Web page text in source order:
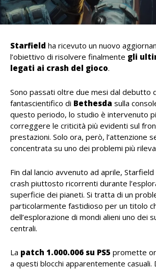
Starfield ha ricevuto un nuovo
l’obiettivo di risolvere finalmente gli
legati ai crash del gioco.
Sono passati oltre due mesi dal debutto
fantascientifico di Bethesda sulla
questo periodo, lo studio è intervenuto
correggere le criticità più evidenti sul
prestazioni. Solo ora, però, l’attenzione
concentrata su uno dei problemi più
Fin dal lancio avvenuto ad aprile,
crash piuttosto ricorrenti durante
superficie dei pianeti. Si tratta di un
particolarmente fastidioso per un titolo
dell’esplorazione di mondi alieni uno dei
centrali.
La patch 1.000.006 su PS5 promette
a questi blocchi apparentemente casuali.